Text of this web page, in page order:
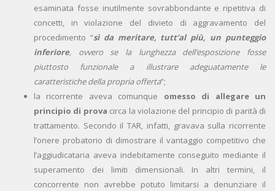
esaminata fosse inutilmente sovrabbondante e ripetitiva di
concetti, in violazione del divieto di aggravamento del
procedimento “sì da meritare, tutt’al più, un punteggio
inferiore, ovvero se la lunghezza dell’esposizione fosse
piuttosto funzionale a illustrare adeguatamente le
caratteristiche della propria offerta”;
la ricorrente aveva comunque omesso di allegare un
principio di prova circa la violazione del principio di parità di
trattamento. Secondo il TAR, infatti, gravava sulla ricorrente
l’onere probatorio di dimostrare il vantaggio competitivo che
l’aggiudicataria aveva indebitamente conseguito mediante il
superamento dei limiti dimensionali. In altri termini, il
concorrente non avrebbe potuto limitarsi a denunziare il